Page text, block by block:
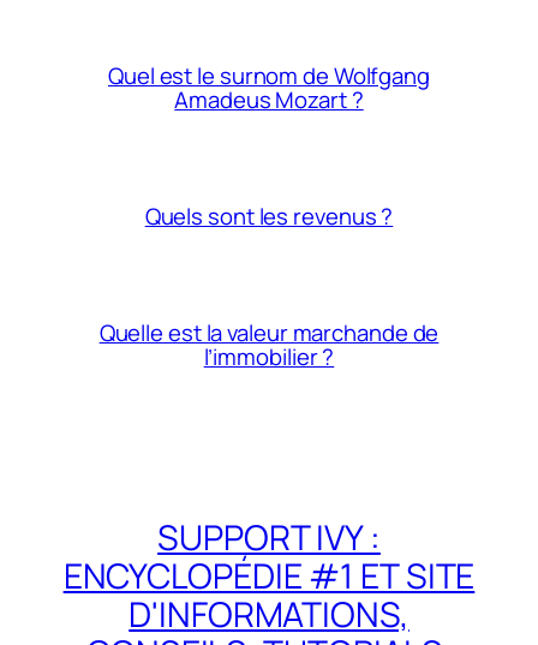
Quel est le surnom de Wolfgang
Amadeus Mozart ?
Quels sont les revenus ?
Quelle est la valeur marchande de
l’immobilier ?
SUPPORT IVY :
ENCYCLOPÉDIE #1 ET SITE
D'INFORMATIONS,